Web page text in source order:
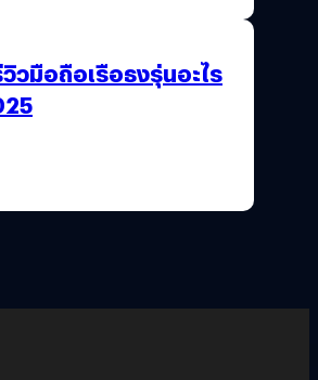
วมือถือเรือธงรุ่นอะไร